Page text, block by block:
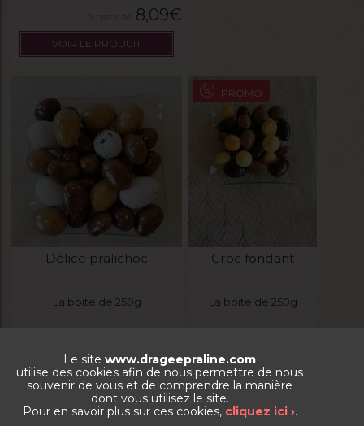
8,09€
VOIR LE PRODUIT
Délice pralichoc
La boite de 250g
VOIR LE PRODUIT
PROMO
Croc fondant
La boite de 250g
VOIR LE PRODUIT
Le site www.drageepraline.com
utilise des cookies afin de nous permettre de nous
souvenir de vous et de comprendre la manière
dont vous utilisez le site.
Pour en savoir plus sur ces cookies, cliquez ici ›.